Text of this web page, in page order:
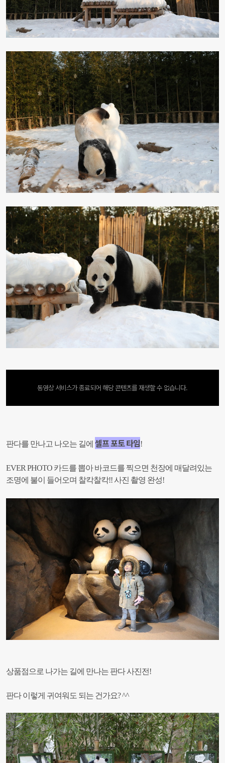
동영상 서비스가 종료되어 해당 콘텐츠를 재생할 수 없습니다.
판다를 만나고 나오는 길에셀프 포토 타임!
EVER PHOTO 카드를 뽑아 바코드를 찍으면 천장에 매달려있는
조명에 불이 들어오며 찰칵찰칵!!사진 촬영 완성!
상품점으로 나가는 길에 만나는 판다 사진전!
판다 이렇게 귀여워도 되는 건가요? ^^